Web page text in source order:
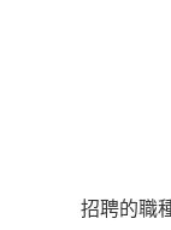
招聘的職